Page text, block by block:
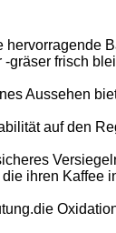
gräser frisch
Aussehen
auf den
ihren Kaffee